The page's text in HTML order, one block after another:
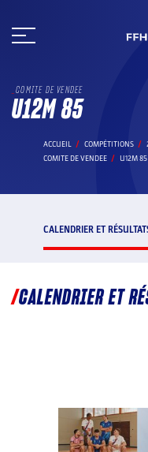
au
COMITE DE VENDEE
U12M 85
ACCUEIL COMPÉTITIONS
COMITE DE VENDEE
U12M 85
CALENDRIER ET
CALENDRIER ET